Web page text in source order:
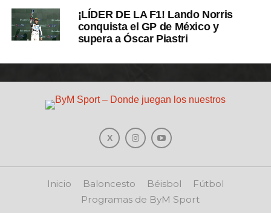
¡LÍDER DE LA F1! Lando Norris
conquista el GP de México y
supera a Óscar Piastri
Inicio Baloncesto Béisbol
Fútbol
Programas de ByM Sport